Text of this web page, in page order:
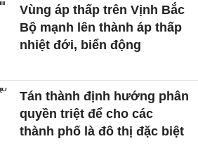
Vùng áp thấp trên Vịnh Bắc
Bộ mạnh lên thành áp thấp
nhiệt đới, biển động
Tán thành định hướng phân
quyền triệt để cho các
thành phố là đô thị đặc biệt